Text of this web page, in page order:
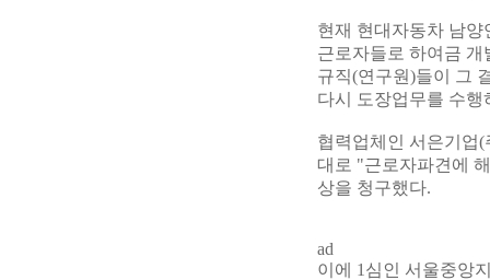
현재 현대자동차 남
근로자들로 하여금
규직(연구원)들이 그
다시 도장업무를 수
협력업체인 서은기업
대로 "근로자파견에
상을 청구했다.
ad
이에 1심인 서울중앙